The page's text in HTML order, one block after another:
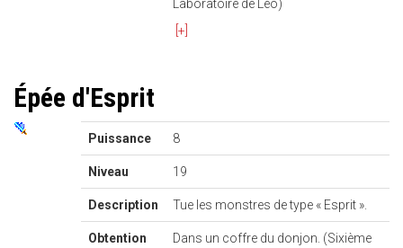
Laboratoire de Léo)
[+]
Épée d'Esprit
Puissance 8
Niveau 19
Description Tue les monstres de type « Esprit ».
Obtention
Dans un coffre du donjon. (Sixième